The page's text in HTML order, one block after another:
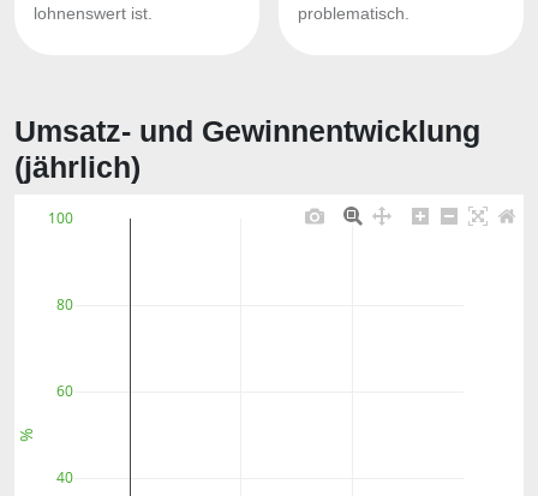
lohnenswert ist.
problematisch.
Umsatz- und Gewinnentwicklung
(jährlich)
40
60
80
100
%